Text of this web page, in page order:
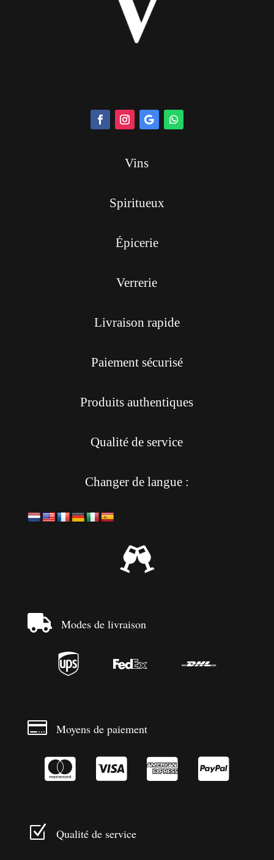
Vins
Spiritueux
Épicerie
Verrerie
Livraison rapide
Paiement sécurisé
Produits authentiques
Qualité de service
Changer de langue :

 Modes de livraison
  
 Moyens de paiement
   
Z Qualité de service